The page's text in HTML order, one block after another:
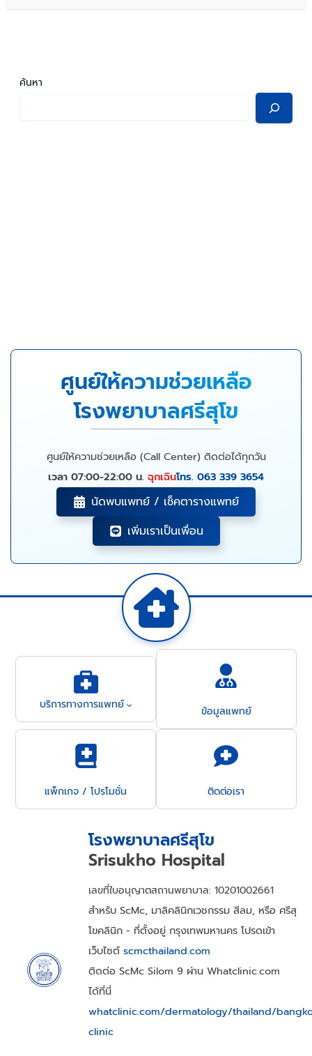
ค้นหา
ศูนย์ให้ความช่วยเหลือ
โรงพยาบาลศรีสุโข
ศูนย์ให้ความช่วยเหลือ (Call Center) ติดต่อได้ทุกวัน
เวลา 07:00-22:00 น. ฉุกเฉินโทร. 063 339 3654
นัดพบแพทย์ / เช็คตารางแพทย์
เพิ่มเราเป็นเพื่อน
บริการทางการแพทย์ ข้อมูลแพทย์
แพ็กเกจ / โปรโมชั่น ติดต่อเรา
โรงพยาบาลศรีสุโข
Srisukho Hospital
เลขที่ใบอนุญาตสถานพยาบาล: 10201002661
สำหรับ ScMc, มาลิคลินิกเวชกรรม สีลม, หรือ ศรีสุ
โขคลินิก - ที่ตั้งอยู่ กรุงเทพมหานคร โปรดเข้า
เว็บไซต์ scmcthailand.com
ติดต่อ ScMc Silom 9 ผ่าน Whatclinic.com
ได้ที่นี่
whatclinic.com/dermatology/thailand/
clinic